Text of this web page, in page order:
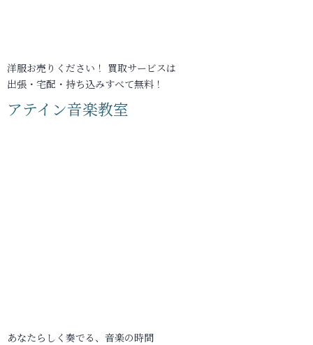
洋服お売りください！ 買取サービスは
出張・宅配・持ち込みすべて無料！
アテイン音楽教室
あなたらしく奏でる、音楽の時間